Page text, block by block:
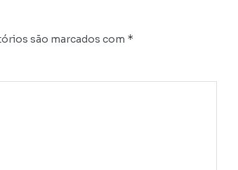
são marcados com *